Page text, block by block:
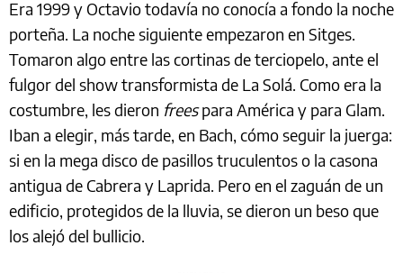
Era 1999 y Octavio todavía no conocía a fondo la noche
porteña. La noche siguiente empezaron en Sitges.
Tomaron algo entre las cortinas de terciopelo, ante el
fulgor del show transformista de La Solá. Como era la
costumbre, les dieron freespara América y para Glam.
Iban a elegir, más tarde, en Bach, cómo seguir la juerga:
si en la mega disco de pasillos truculentos o la casona
antigua de Cabrera y Laprida. Pero en el zaguán de un
edificio, protegidos de la lluvia, se dieron un beso que
los alejó del bullicio.